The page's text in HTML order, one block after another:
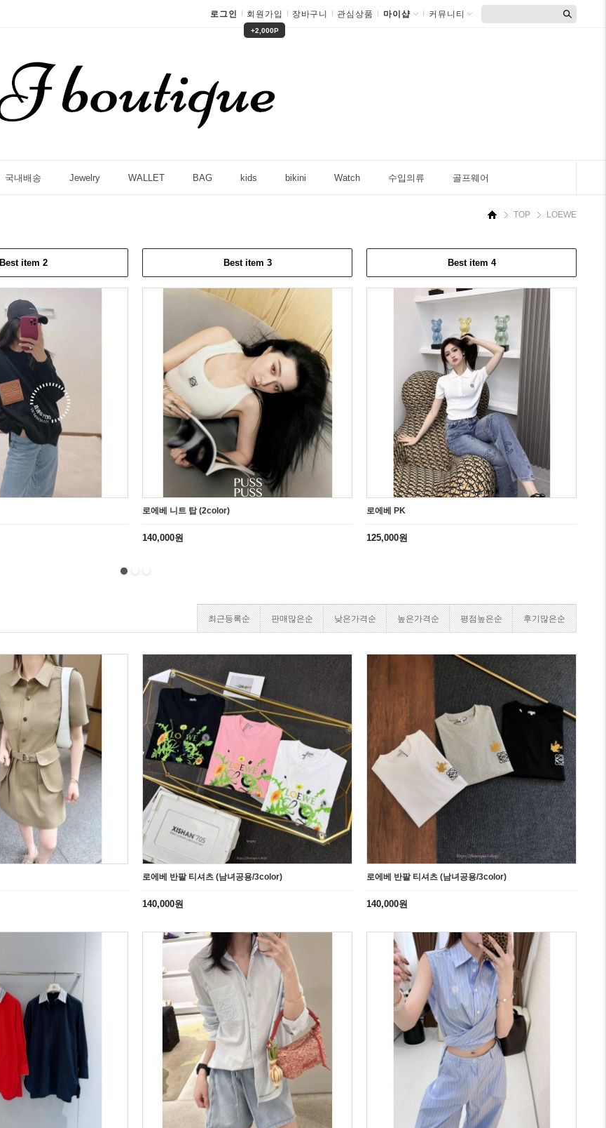
로그인 회원가입
+2,000P
장바구니 관심상품 마이샵 커뮤니티
국내배송 Jewelry WALLET BAG kids bikini Watch 수입의류 골프웨어
TOP LOEWE
Best item 2 Best item 3
로에베 니트 탑 (2color)
140,000원
Best item 4
로에베 PK
125,000원
최근등록순 판매많은순 낮은가격순 높은가격순 평점높은순 후기많은순
로에베 반팔 티셔츠 (남녀공용/3color)
140,000원
로에베 반팔 티셔츠 (남녀공용/3color)
140,000원